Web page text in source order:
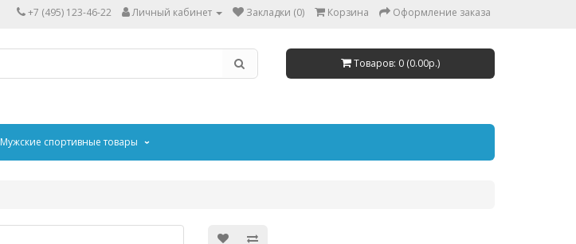
+7 (495) 123-46-22 Личный кабинет Закладки (0) Корзина Оформление заказа
Товаров: 0 (0.00р.)
Мужские спортивные товары